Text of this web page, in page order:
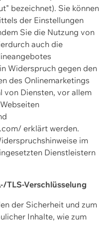
bezeichnet). Sie können
der Einstellungen
Sie die Nutzung von
auch die
Widerspruch gegen den
des Onlinemarketings
von Diensten, vor allem
erklärt werden.
im
Dienstleistern
TLS-Verschlüsselung
der Sicherheit und zum
Inhalte, wie zum